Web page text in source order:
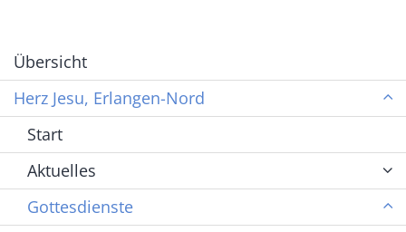
Übersicht
Herz Jesu, Erlangen-Nord
Start
Aktuelles
Gottesdienste